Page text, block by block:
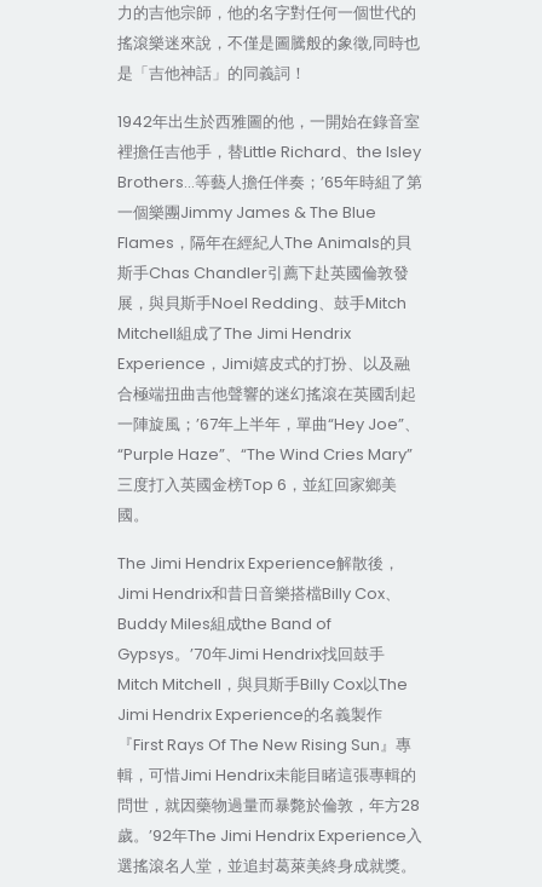
力的吉他宗師，他的名字對任何一個世代的
搖滾樂迷來說，不僅是圖騰般的象徵,同時也
是「吉他神話」的同義詞！
1942年出生於西雅圖的他，一開始在錄音室
裡擔任吉他手，替Little Richard、the Isley
Brothers…等藝人擔任伴奏；’65年時組了第
一個樂團Jimmy James & The Blue
Flames，隔年在經紀人The Animals的貝
斯手Chas Chandler引薦下赴英國倫敦發
展，與貝斯手Noel Redding、鼓手Mitch
Mitchell組成了The Jimi Hendrix
Experience，Jimi嬉皮式的打扮、以及融
合極端扭曲吉他聲響的迷幻搖滾在英國刮起
一陣旋風；’67年上半年，單曲“Hey Joe”、
“Purple Haze”、“The Wind Cries Mary”
三度打入英國金榜Top 6，並紅回家鄉美
國。
The Jimi Hendrix Experience解散後，
Jimi Hendrix和昔日音樂搭檔Billy Cox、
Buddy Miles組成the Band of
Gypsys。’70年Jimi Hendrix找回鼓手
Mitch Mitchell，與貝斯手Billy Cox以The
Jimi Hendrix Experience的名義製作
『First Rays Of The New Rising Sun』專
輯，可惜Jimi Hendrix未能目睹這張專輯的
問世，就因藥物過量而暴斃於倫敦，年方28
歲。’92年The Jimi Hendrix Experience入
選搖滾名人堂，並追封葛萊美終身成就獎。